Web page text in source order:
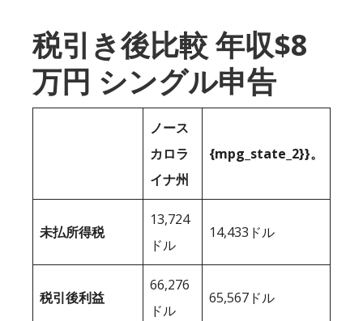
税引き後比較 年収$8
万円 シングル申告
ノース
カロラ
イナ州
{mpg_state_2}}。
未払所得税
13,724
ドル
14,433ドル
税引後利益
66,276
ドル
65,567ドル